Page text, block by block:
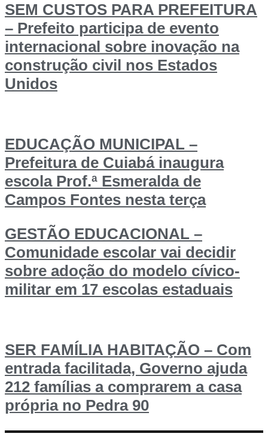
SEM CUSTOS PARA PREFEITURA
– Prefeito participa de evento
internacional sobre inovação na
construção civil nos Estados
Unidos
EDUCAÇÃO MUNICIPAL –
Prefeitura de Cuiabá inaugura
escola Prof.ª Esmeralda de
Campos Fontes nesta terça
GESTÃO EDUCACIONAL –
Comunidade escolar vai decidir
sobre adoção do modelo cívico-
militar em 17 escolas estaduais
SER FAMÍLIA HABITAÇÃO – Com
entrada facilitada, Governo ajuda
212 famílias a comprarem a casa
própria no Pedra 90